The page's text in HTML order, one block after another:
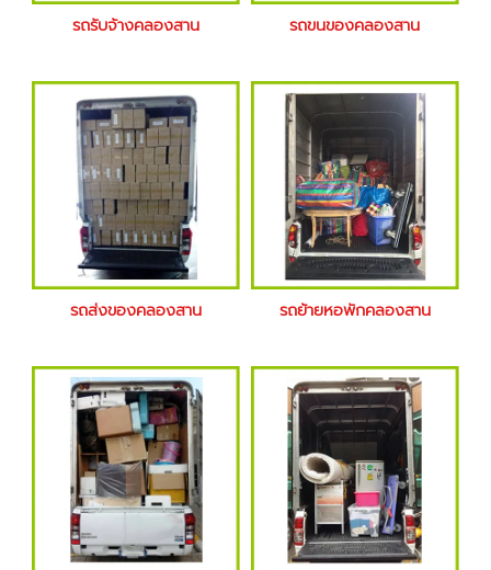
รถรับจ้างคลองสาน รถขนของคลองสาน
รถส่งของคลองสาน รถย้ายหอพักคลองสาน